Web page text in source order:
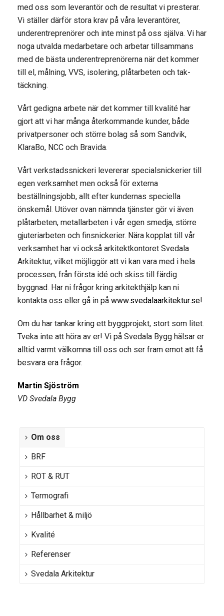
med oss som leverantör och de resultat vi presterar.
Vi ställer därför stora krav på våra leverantörer,
underentreprenörer och inte minst på oss själva. Vi har
noga utvalda medarbetare och arbetar tillsammans
med de bästa underentreprenörerna när det kommer
till el, målning, VVS, isolering, plåtarbeten och tak-
täckning.
Vårt gedigna arbete när det kommer till kvalité har
gjort att vi har många återkommande kunder, både
privatpersoner och större bolag så som Sandvik,
KlaraBo, NCC och Bravida.
Vårt verkstadssnickeri levererar specialsnickerier till
egen verksamhet men också för externa
beställningsjobb, allt efter kundernas speciella
önskemål. Utöver ovan nämnda tjänster gör vi även
plåtarbeten, metallarbeten i vår egen smedja, större
gjuteriarbeten och finsnickerier. Nära kopplat till vår
verksamhet har vi också arkitektkontoret Svedala
Arkitektur, vilket möjliggör att vi kan vara med i hela
processen, från första idé och skiss till färdig
byggnad. Har ni frågor kring arkitekthjälp kan ni
kontakta oss eller gå in på www.svedalaarkitektur.se!
Om du har tankar kring ett byggprojekt, stort som litet.
Tveka inte att höra av er! Vi på Svedala Bygg hälsar er
alltid varmt välkomna till oss och ser fram emot att få
besvara era frågor.
Martin Sjöström
VD Svedala Bygg
Om oss
BRF
ROT & RUT
Termografi
Hållbarhet & miljö
Kvalité
Referenser
Svedala Arkitektur